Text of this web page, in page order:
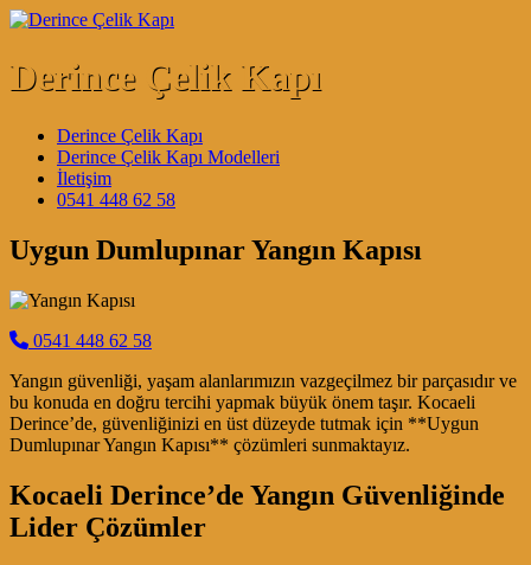
Skip to content
Derince Çelik Kapı
Main Navigation
Derince Çelik Kapı
Derince Çelik Kapı Modelleri
İletişim
0541 448 62 58
Uygun Dumlupınar Yangın Kapısı
0541 448 62 58
Yangın güvenliği, yaşam alanlarımızın vazgeçilmez bir parçasıdır ve
bu konuda en doğru tercihi yapmak büyük önem taşır. Kocaeli
Derince’de, güvenliğinizi en üst düzeyde tutmak için **Uygun
Dumlupınar Yangın Kapısı** çözümleri sunmaktayız.
Kocaeli Derince’de Yangın Güvenliğinde
Lider Çözümler